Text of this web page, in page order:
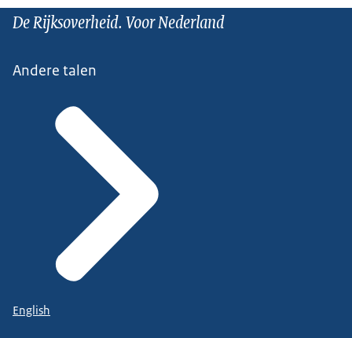
De Rijksoverheid. Voor Nederland
Andere talen
English